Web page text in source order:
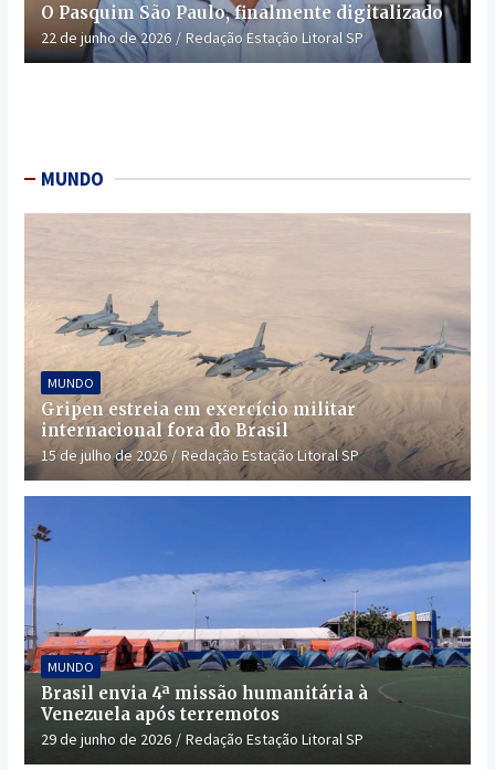
O Pasquim São Paulo, finalmente digitalizado
22 de junho de 2026 Redação Estação Litoral SP
MUNDO
MUNDO
Gripen estreia em exercício militar
internacional fora do Brasil
15 de julho de 2026 Redação Estação Litoral SP
MUNDO
Brasil envia 4ª missão humanitária à
Venezuela após terremotos
29 de junho de 2026 Redação Estação Litoral SP